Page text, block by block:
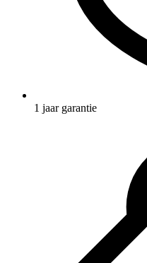
1 jaar garantie